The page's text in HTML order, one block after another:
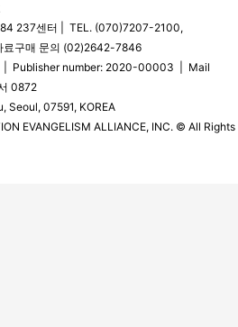
84 237센터 | TEL. (070)7207-2100,
구매 문의 (02)2642-7846
| Publisher number: 2020-00003 | Mail
0872
Seoul, 07591, KOREA
EVANGELISM ALLIANCE, INC. © All Rights